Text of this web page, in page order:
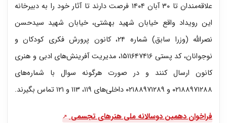
علاقه‌مندان تا ۳۰ آبان ۱۴۰۴ فرصت دارند تا آثار خود را به دبیرخانه
این رویداد واقع خیابان شهید بهشتی، خیابان شهید سیدحسن
نصرالله (وزرا سابق) شماره ۲۴، کانون پرورش فکری کودکان و
نوجوانان، کد پستی ۱۵۱۱۶۴۷۴۱۶، مدیریت آفرینش‌های ادبی و هنری
کانون ارسال کنند و در صورت هرگونه سوال با شماره‌های
۰۲۱۸۸۹۷۱۲۸۸ و ۰۲۱۸۸۹۷۱۲۸۹ داخلی‌های ۱۱۹، ۱۱۳ و ۱۲۱ تماس بگیرند.
فراخوان دهمین دوسالانه ملی هنرهای تجسمی